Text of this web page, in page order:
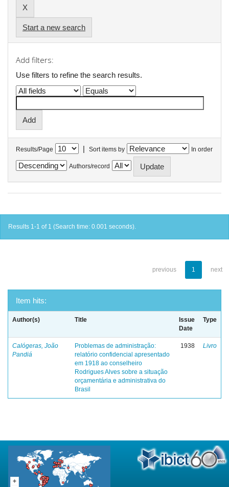
Start a new search
Add filters:
Use filters to refine the search results.
Results/Page | Sort items by In order
Authors/record
Results 1-1 of 1 (Search time: 0.001 seconds).
previous 1 next
Item hits:
Author(s) Title
Issue
Date
Type
Calógeras, João
Pandiá
Problemas de administração:
relatório confidencial apresentado
em 1918 ao conselheiro
Rodrigues Alves sobre a situação
orçamentária e administrativa do
Brasil
1938 Livro